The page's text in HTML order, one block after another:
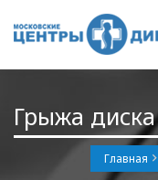
Грыжа
Главная